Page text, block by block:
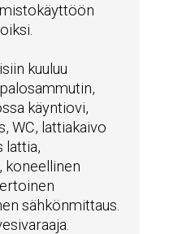
kuuluu
käyntiovi,
WC, lattiakaivo
lattia,
koneellinen
sähkönmittaus.